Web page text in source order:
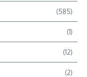
(585)
(1)
(12)
(2)